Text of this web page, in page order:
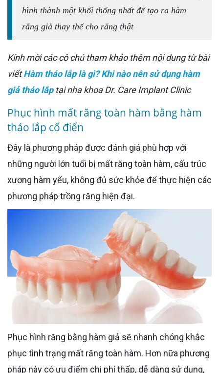
hình thành một khối thống nhất để tạo ra hàm
răng giả thay thế cho răng thật
Kính mời các cô chú tham khảo thêm nội dung từ bài
viếtHàm tháo lắp là gì? Khi nào nên sử dụng hàm
giả tháo lắptại nha khoa Dr. Care Implant Clinic
Phục hình mất răng toàn hàm bằng hàm
tháo lắp cổ điển
Đây là phương pháp được đánh giá phù hợp với
những người lớn tuổi bị mất răng toàn hàm, cấu trúc
xương hàm yếu, không đủ sức khỏe để thực hiện các
phương pháp trồng răng hiện đại.
Phục hình răng bằng hàm giả sẽ nhanh chóng khắc
phục tình trạng mất răng toàn hàm. Hơn nữa phương
pháp này có ưu điểm chi phí thấp, dễ dàng sử dụng,